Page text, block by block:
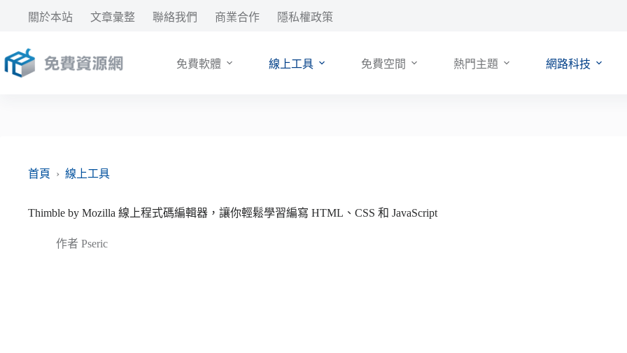
要
內
關於本站 文章彙整 聯絡我們 商業合作 隱私權政策
免費軟體 線上工具 免費空間 熱門主題 網路科技
首頁 › 線上工具
Thimble by Mozilla 線上程式碼編輯器，讓你輕鬆學習編寫 HTML、CSS 和 JavaScript
作者 Pseric